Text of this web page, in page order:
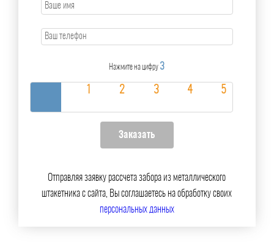
Нажмите на цифру 3
Отправляя заявку рассчета забора из металлического
штакетника с сайта, Вы соглашаетесь на обработку своих
персональных данных